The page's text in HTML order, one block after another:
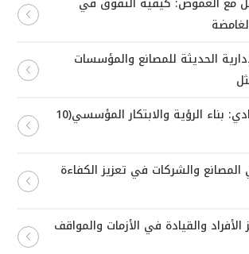
الحديثة للمصانع والمؤسسات
تحقيق التميز القيادي: بناء الرؤية والابتكار المؤسسي(10
المصانع والشركات في تعزيز الكفاءة
الأفراد والقيادة في الأزمات والمواقف